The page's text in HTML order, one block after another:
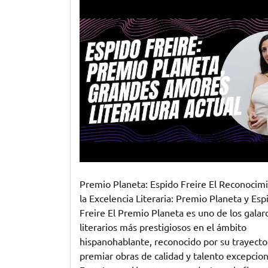
Brillando
con
el
Premio
Planeta
Premio Planeta: Espido Freire El
la Excelencia Literaria: Premio Planeta y
Freire El Premio Planeta es uno de los
literarios más prestigiosos en el ámbito
hispanohablante, reconocido por su
premiar obras de calidad y talento